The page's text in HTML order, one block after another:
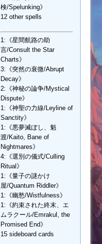
検/Spelunking》
12 other spells
1:《星間航路の助
言/Consult the Star
Charts》
3:《突然の衰微/Abrupt
Decay》
2:《神秘の論争/Mystical
Dispute》
1:《神聖の力線/Leyline of
Sanctity》
1:《悪夢滅ぼし、魁
渡/Kaito, Bane of
Nightmares》
4:《選別の儀式/Culling
Ritual》
1:《量子の謎かけ
屋/Quantum Riddler》
1:《幽愁/Wistfulness》
1:《約束された終末、エ
ムラクール/Emrakul, the
Promised End》
15 sideboard cards